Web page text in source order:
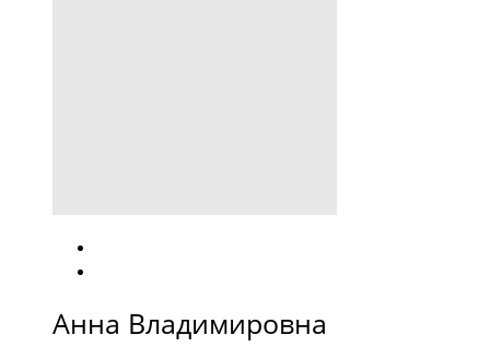
Анна Владимировна